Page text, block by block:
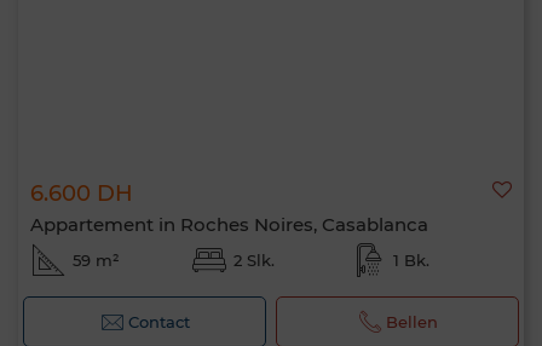
6.600 DH
Appartement in Roches Noires, Casablanca
59 m² 2 Slk. 1 Bk.
Contact Bellen